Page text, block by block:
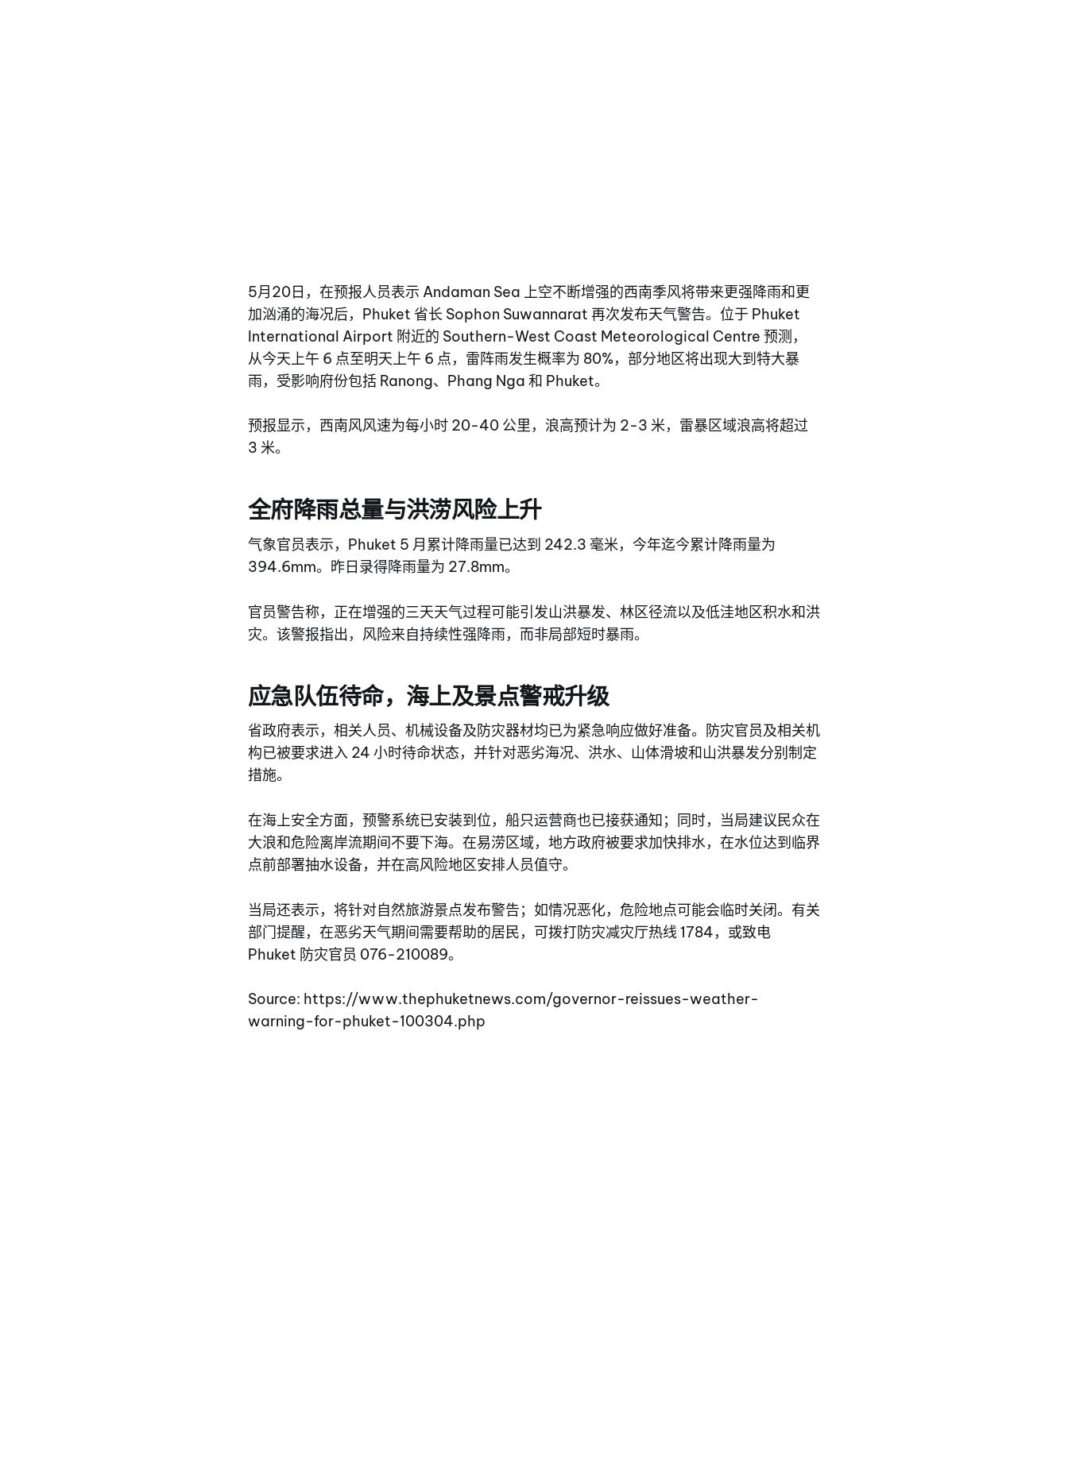
5月20日，在预报人员表示 Andaman Sea 上空不断增强的西南季风将带来更强降雨和更
加汹涌的海况后，Phuket 省长 Sophon Suwannarat 再次发布天气警告。位于 Phuket
International Airport 附近的 Southern-West Coast Meteorological Centre 预测，
从今天上午 6 点至明天上午 6 点，雷阵雨发生概率为 80%，部分地区将出现大到特大暴
雨，受影响府份包括 Ranong、Phang Nga 和 Phuket。
预报显示，西南风风速为每小时 20-40 公里，浪高预计为 2-3 米，雷暴区域浪高将超过
3 米。
全府降雨总量与洪涝风险上升
气象官员表示，Phuket 5 月累计降雨量已达到 242.3 毫米，今年迄今累计降雨量为
394.6mm。昨日录得降雨量为 27.8mm。
官员警告称，正在增强的三天天气过程可能引发山洪暴发、林区径流以及低洼地区积水和洪
灾。该警报指出，风险来自持续性强降雨，而非局部短时暴雨。
应急队伍待命，海上及景点警戒升级
省政府表示，相关人员、机械设备及防灾器材均已为紧急响应做好准备。防灾官员及相关机
构已被要求进入 24 小时待命状态，并针对恶劣海况、洪水、山体滑坡和山洪暴发分别制定
措施。
在海上安全方面，预警系统已安装到位，船只运营商也已接获通知；同时，当局建议民众在
大浪和危险离岸流期间不要下海。在易涝区域，地方政府被要求加快排水，在水位达到临界
点前部署抽水设备，并在高风险地区安排人员值守。
当局还表示，将针对自然旅游景点发布警告；如情况恶化，危险地点可能会临时关闭。有关
部门提醒，在恶劣天气期间需要帮助的居民，可拨打防灾减灾厅热线 1784，或致电
Phuket 防灾官员 076-210089。
Source: https://www.thephuketnews.com/governor-reissues-weather-
warning-for-phuket-100304.php